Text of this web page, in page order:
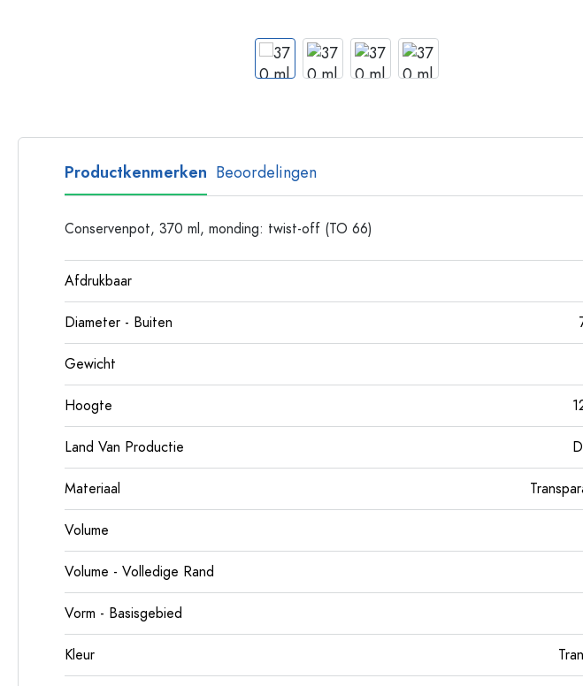
Polygonale flessen
Productkenmerken Beoordelingen
Conservenpot, 370 ml, monding: twist-off (TO 66)
Afdrukbaar
Diameter - Buiten
Gewicht
Hoogte
Land Van Productie
Materiaal
Volume
Volume - Volledige Rand
Vorm - Basisgebied
Kleur